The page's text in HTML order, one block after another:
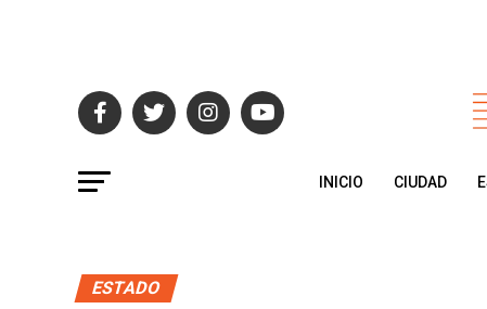
INICIO CIUDAD
ESTADO